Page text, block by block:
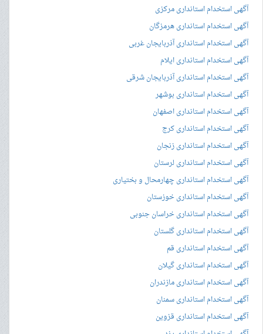
آگهی استخدام استانداری مرکزی
آگهی استخدام استانداری هرمزگان
آگهی استخدام استانداری آذربایجان غربی
آگهی استخدام استانداری ایلام
آگهی استخدام استانداری آذربایجان شرقی
آگهی استخدام استانداری بوشهر
آگهی استخدام استانداری اصفهان
آگهی استخدام استانداری کرج
آگهی استخدام استانداری زنجان
آگهی استخدام استانداری لرستان
آگهی استخدام استانداری چهارمحال و بختیاری
آگهی استخدام استانداری خوزستان
آگهی استخدام استانداری خراسان جنوبی
آگهی استخدام استانداری گلستان
آگهی استخدام استانداری قم
آگهی استخدام استانداری گیلان
آگهی استخدام استانداری مازندران
آگهی استخدام استانداری سمنان
آگهی استخدام استانداری قزوین